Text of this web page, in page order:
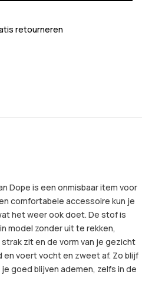
retourneren
Dope is een onmisbaar item voor
comfortabele accessoire kun je
het weer ook doet. De stof is
model zonder uit te rekken,
zit en de vorm van je gezicht
voert vocht en zweet af. Zo blijf
goed blijven ademen, zelfs in de